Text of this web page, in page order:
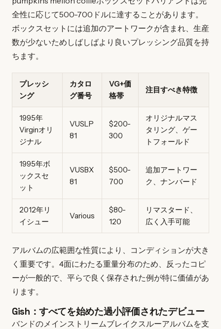
全性に応じて500-700ドルに達することがあります。
ボックスセットには追加のアートワークが含まれ、生産
数が少ないためしばしばより良いプレッシング品質を持
ちます。
プレッシ
ング
カタロ
グ番号
VG+価
格帯
注目すべき特徴
1995年
Virginオリ
ジナル
VUSLP
81
$200-
300
オリジナルマス
タリング、ゲー
トフォールド
1995年ボ
ックスセ
ット
VUSBX
81
$500-
700
追加アートワー
ク、ナンバード
2012年リ
イシュー
Various
$80-
120
リマスタード、
広く入手可能
アルバムの広範囲な性質により、コンディションが大き
く重要です。4面にわたる重量分布のため、反ったコピ
ーが一般的で、平らで良く保存された例が特に価値があ
ります。
Gish：すべてを始めた過小評価されたデビュー
バンドのメインストリームブレイクスルーアルバムを支